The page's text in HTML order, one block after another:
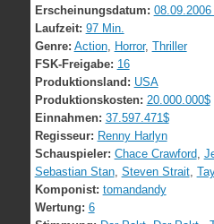
Erscheinungsdatum:
Laufzeit: 97 Min.
Genre: Action, Horror, Thriller
FSK-Freigabe: 16
Produktionsland: USA
Produktionskosten: 20.000.000$
Einnahmen: 37.597.471$
Regisseur: Renny Harlyn
Schauspieler: Chace Crawford,
Sebastian Stan, Steven Strait,
Komponist: tomandandy
Wertung: 6